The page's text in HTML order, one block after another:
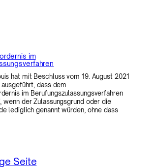
im
hat mit Beschluss vom 19. August 2021
dass dem
im Berufungszulassungsverfahren
wenn der Zulassungsgrund oder die
lediglich genannt würden, ohne dass
Seite